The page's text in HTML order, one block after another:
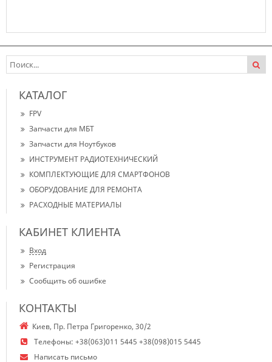
КАТАЛОГ
FPV
Запчасти для МБТ
Запчасти для Ноутбуков
ИНСТРУМЕНТ РАДИОТЕХНИЧЕСКИЙ
КОМПЛЕКТУЮЩИЕ ДЛЯ СМАРТФОНОВ
ОБОРУДОВАНИЕ ДЛЯ РЕМОНТА
РАСХОДНЫЕ МАТЕРИАЛЫ
КАБИНЕТ КЛИЕНТА
Вход
Регистрация
Сообщить об ошибке
КОНТАКТЫ
Киев, Пр. Петра Григоренко, 30/2
Телефоны: +38(063)011 5445 +38(098)015 5445
Написать письмо